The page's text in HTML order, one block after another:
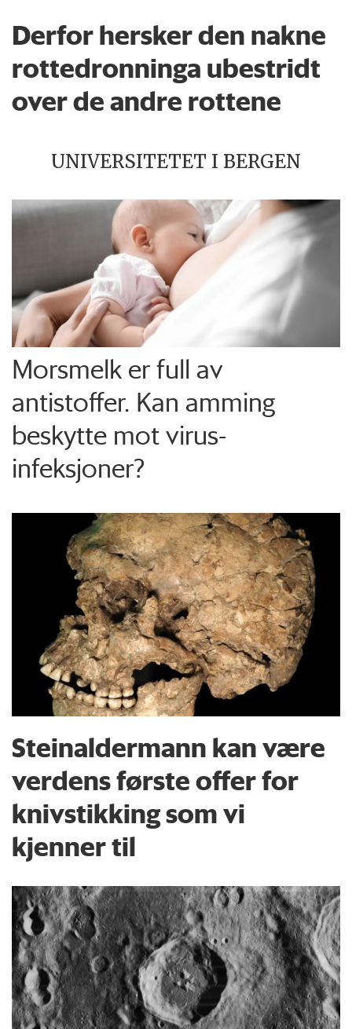
Derfor hersker den nakne
rottedronninga ubestridt
over de andre rottene
UNIVERSITETET I BERGEN
Morsmelk er full av
antistoffer. Kan amming
beskytte mot virus-
infeksjoner?
Steinaldermann kan være
verdens første offer for
knivstikking som vi
kjenner til